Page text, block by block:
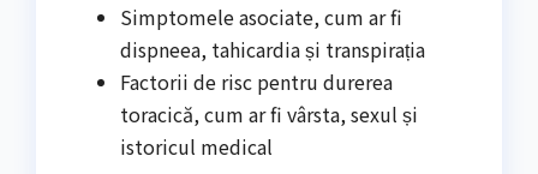
Simptomele asociate, cum ar fi
dispneea, tahicardia și transpirația
Factorii de risc pentru durerea
toracică, cum ar fi vârsta, sexul și
istoricul medical